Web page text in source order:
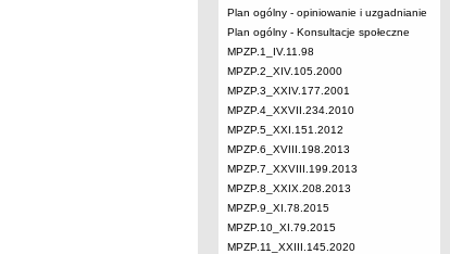
Plan ogólny - opiniowanie i uzgadnianie
Plan ogólny - Konsultacje społeczne
MPZP.1_IV.11.98
MPZP.2_XIV.105.2000
MPZP.3_XXIV.177.2001
MPZP.4_XXVII.234.2010
MPZP.5_XXI.151.2012
MPZP.6_XVIII.198.2013
MPZP.7_XXVIII.199.2013
MPZP.8_XXIX.208.2013
MPZP.9_XI.78.2015
MPZP.10_XI.79.2015
MPZP.11_XXIII.145.2020